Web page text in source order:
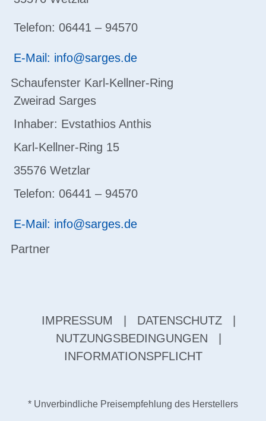
Telefon: 06441 – 94570
E-Mail: info@sarges.de
Schaufenster Karl-Kellner-Ring
Zweirad Sarges
Inhaber: Evstathios Anthis
Karl-Kellner-Ring 15
35576 Wetzlar
Telefon: 06441 – 94570
E-Mail: info@sarges.de
Partner
IMPRESSUM DATENSCHUTZ
NUTZUNGSBEDINGUNGEN
INFORMATIONSPFLICHT
* Unverbindliche Preisempfehlung des Herstellers